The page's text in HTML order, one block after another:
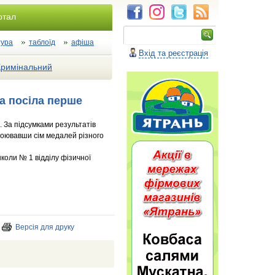
таблоїд афіша
посіла перше
підсумками результатів
сім медалей різного
№ 1 відділу фізичної
Версія для друку
Вхід та реєстрація